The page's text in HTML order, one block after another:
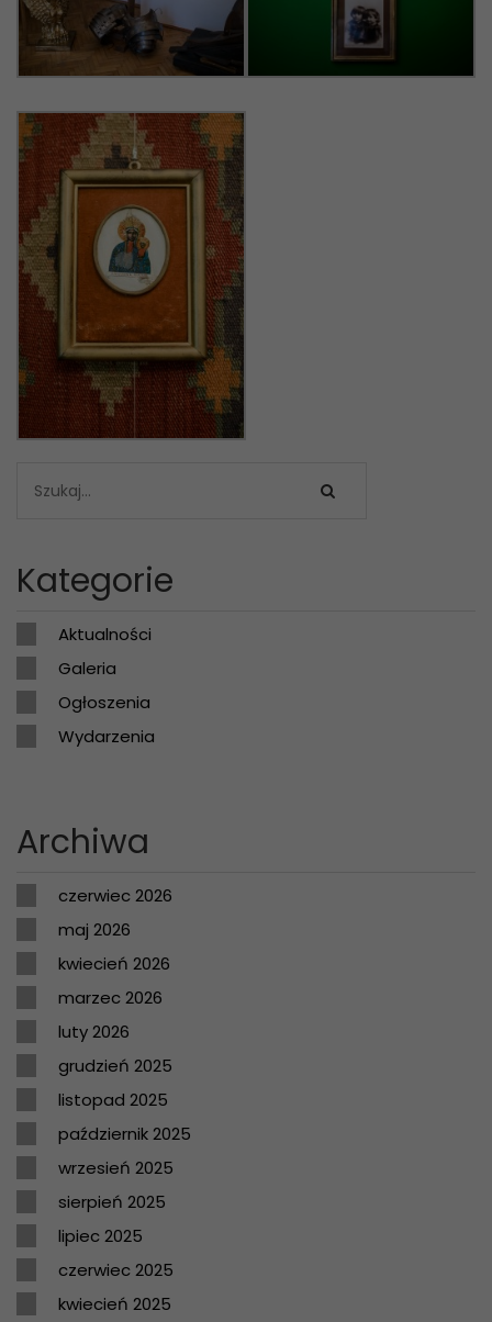
Kategorie
Aktualności
Galeria
Ogłoszenia
Wydarzenia
Archiwa
czerwiec 2026
maj 2026
kwiecień 2026
marzec 2026
luty 2026
grudzień 2025
listopad 2025
październik 2025
wrzesień 2025
sierpień 2025
lipiec 2025
czerwiec 2025
kwiecień 2025